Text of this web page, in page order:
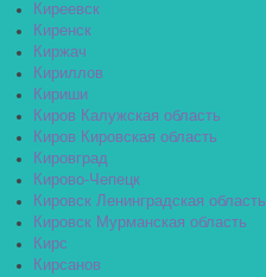
Киреевск
Киренск
Киржач
Кириллов
Кириши
Киров Калужская область
Киров Кировская область
Кировград
Кирово-Чепецк
Кировск Ленинградская область
Кировск Мурманская область
Кирс
Кирсанов